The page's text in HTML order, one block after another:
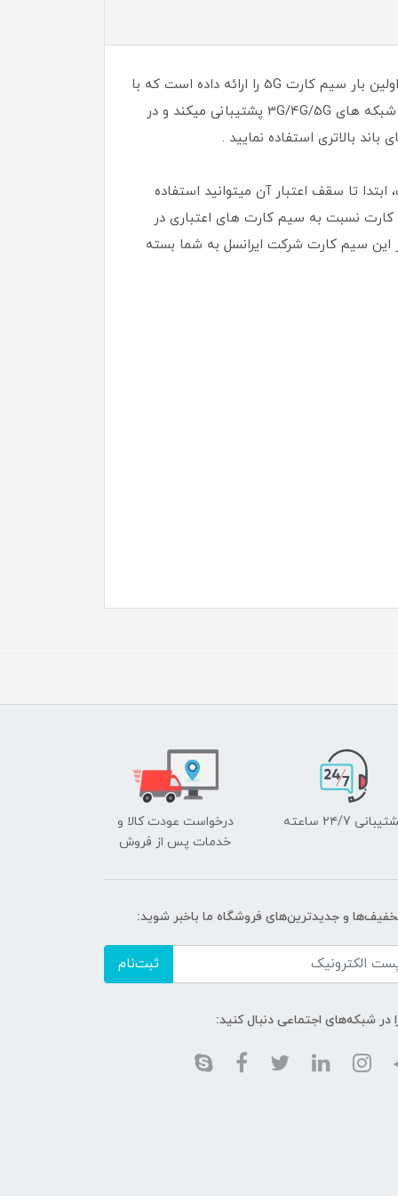
شرکت ایرانسل به عنوان پیشرو نسل جدید اینترنت با سرویس های ویژه در کشور شناخته شده است که این دفعه برای اولین بار سیم کارت 5G را ارائه داده است که با
خرید این سیم کارت میتوانید سرعت اینترنت فوق العاده بالا و مکالمه VoLTE را تجربه کنید . این سیم کارت از تمامی شبکه های 3G/4G/5G پشتیبانی میکند و در
تا سقف اعتبار آن میتوانید استفاده
کارت نسبت به سیم کارت های اعتباری در
این سیم کارت شرکت ایرانسل به شما بسته
۲۴/7 ساعته
درخواست عودت کالا و
خدمات پس از فروش
و جدیدترین‌های فروشگاه ما باخبر شوید:
ثبت‌نام
در شبکه‌های اجتماعی دنبال کنید: